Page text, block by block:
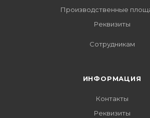
Производственные
Реквизиты
Сотрудникам
ИНФОРМАЦИЯ
Контакты
Реквизиты